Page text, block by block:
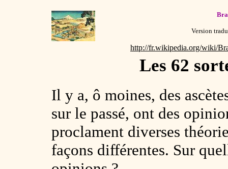
Version
http://fr.wikipedia.org/wiki/
Les 62
Il y a, ô moines, des
sur le passé, ont des
proclament diverses
façons différentes. Sur